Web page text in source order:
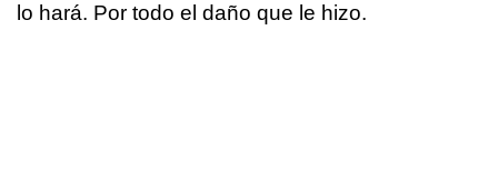
lo hará. Por todo el daño que le hizo.